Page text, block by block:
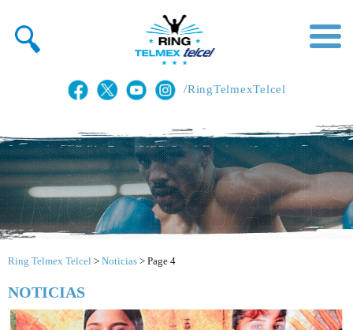
/RingTelmexTelcel
Ring Telmex Telcel > Noticias > Page 4
NOTICIAS